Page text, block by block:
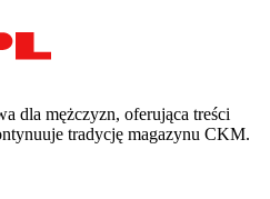
dla mężczyzn, oferująca treści
tradycję magazynu CKM.